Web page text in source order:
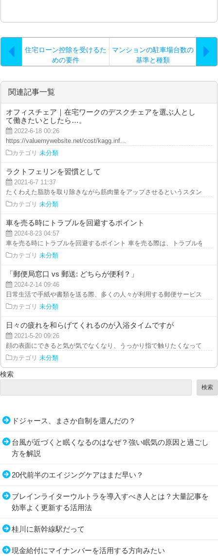
住宅ローン控除を受けるた
めの要件
マンションの駐車場台数の
基準と種類
関連記事一覧
オフィスチェア｜在宅ワークのデスクチェアを選ぶ人とし
て働きたいとしたら…。
2022-6-18 00:26
https://valuemywebsite.net/cost/kagg.inf...
カテゴリ 未分類
ラクトフェリンを習慣として
2021-6-7 11:37
たくわえた脂肪を取り除きながら筋肉量をアップさせるというスタンスで
カテゴリ 未分類
車を売る時にトラブルを回避するポイント
2024-8-23 04:57
車を売る時にトラブルを回避するポイント 車を売る際は、トラブルを回
カテゴリ 未分類
「郵便局窓口 vs 郵送: どちらが便利？」
2024-2-14 09:46
日常生活で手紙や書類を送る際、多くの人々が利用する郵便サービス。し
カテゴリ 未分類
日々の疲れを和らげてくれるのが入浴タイムですが
2021-5-20 09:26
顔の表面にできると気が気でなくなり、うっかり指で触りたくなってしま
カテゴリ 未分類
検索
検索
ドジャース、まさか自制を選んだの？
台風が近づくと眠くなるのはなぜ？強い眠気の原因と過ごし
方を解説
20代前半のエイジングケアはまだ早い？
ブレインライターウルトラを導入すべき人とは？大量記事を
効率よく更新する活用法
桂川に新幹線駅だって
現金給付にマイナンバーを活用する方向みたい